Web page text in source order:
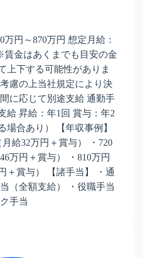
万円～870万円 想定月給：
賃金はあくまでも目安の金
上下する可能性がありま
慮の上当社規定により決
に応じて別途支給 通勤手
給 昇給：年1回 賞与：年2
場合あり） 【年収事例】
月給32万円＋賞与） ・720
万円＋賞与） ・810万円
＋賞与） 【諸手当】 ・通
（全額支給） ・役職手当
手当